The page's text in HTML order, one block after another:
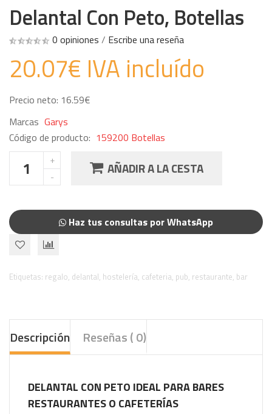
Delantal Con Peto, Botellas
0 opiniones / Escribe una reseña
20.07€ IVA incluído
Precio neto: 16.59€
Marcas Garys
Código de producto: 159200 Botellas
AÑADIR A LA CESTA
Haz tus consultas por WhatsApp
Etiquetas: regalo, delantal, hostelería, cafeteria, pub, restaurante, bar
Descripción Reseñas ( 0)
DELANTAL CON PETO IDEAL PARA BARES
RESTAURANTES O CAFETERÍAS